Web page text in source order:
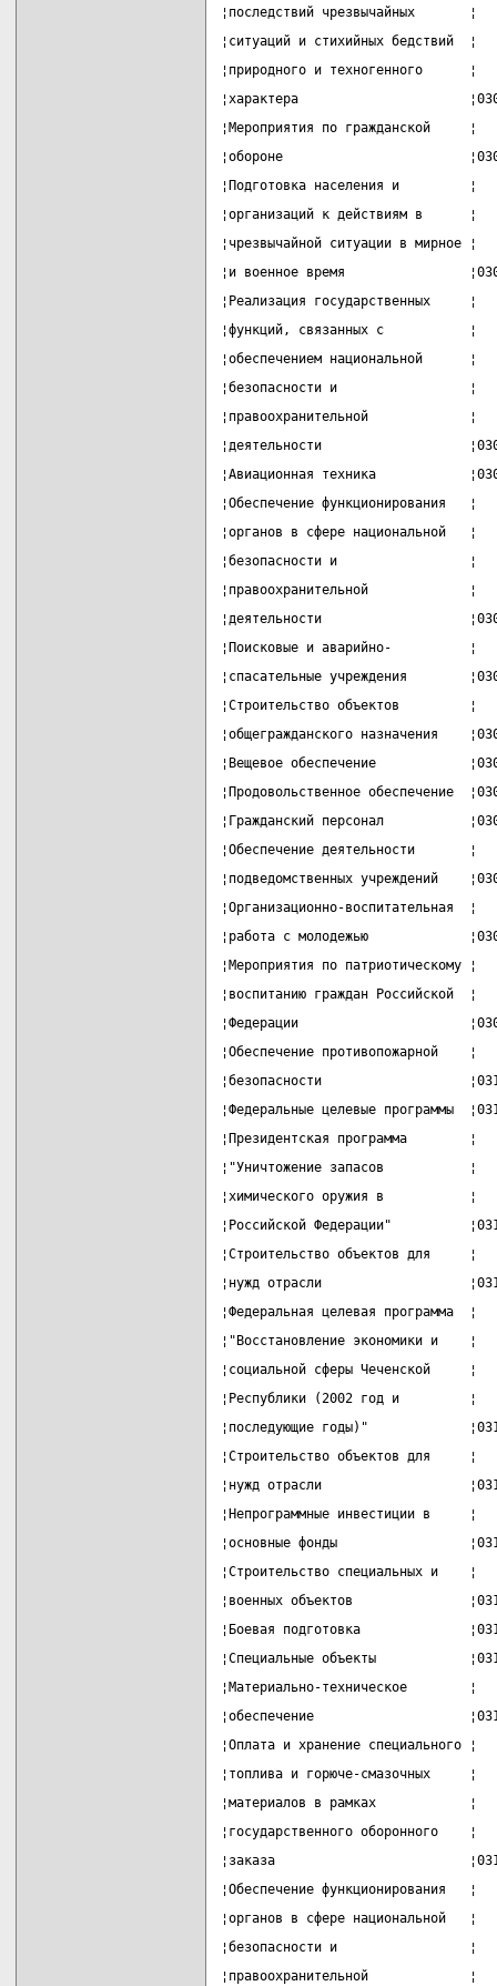
¦последствий чрезвычайных
¦ситуаций и стихийных
¦природного и
¦характера
¦Мероприятия по
¦обороне
¦Подготовка населения и
¦организаций к действиям
¦чрезвычайной ситуации в
¦и военное время
¦Реализация
¦функций, связанных с
¦обеспечением
¦безопасности и
¦правоохранительной
¦деятельности
¦Авиационная техника
¦Обеспечение
¦органов в сфере
¦безопасности и
¦правоохранительной
¦деятельности
¦Поисковые и аварийно-
¦спасательные учреждения
¦Строительство объектов
¦общегражданского назначения
¦Вещевое обеспечение
¦Продовольственное обеспечение
¦Гражданский персонал
¦Обеспечение деятельности
¦подведомственных учреждений
¦Организационно-
¦работа с молодежью
¦Мероприятия по
¦воспитанию граждан
¦Федерации
¦Обеспечение
¦безопасности
¦Федеральные целевые программы
¦Президентская программа
¦"Уничтожение запасов
¦химического оружия в
¦Российской Федерации"
¦Строительство объектов
¦нужд отрасли
¦Федеральная целевая
¦"Восстановление
¦социальной сферы
¦Республики (2002 год и
¦последующие годы)"
¦Строительство объектов
¦нужд отрасли
¦Непрограммные инвестиции
¦основные фонды
¦Строительство
¦военных объектов
¦Боевая подготовка
¦Специальные объекты
¦Материально-техническое
¦обеспечение
¦Оплата и хранение
¦топлива и горюче-
¦материалов в рамках
¦государственного
¦заказа
¦Обеспечение
¦органов в сфере
¦безопасности и
¦правоохранительной